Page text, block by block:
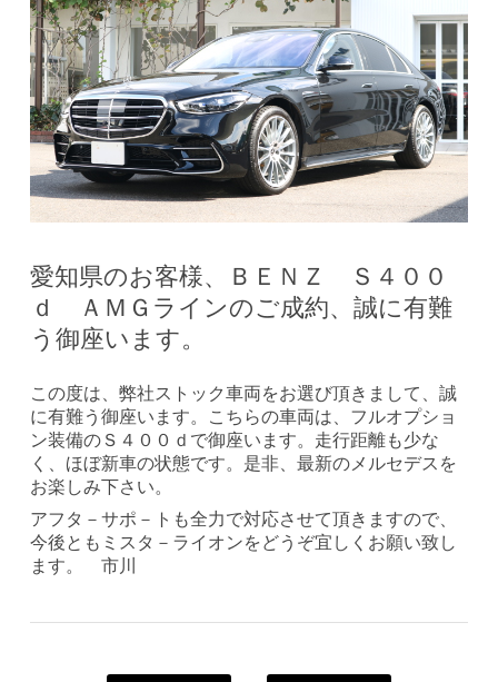
愛知県のお客様、ＢＥＮＺ Ｓ４００
ｄ ＡＭＧラインのご成約、誠に有難
う御座います。
この度は、弊社ストック車両をお選び頂きまして、誠
に有難う御座います。こちらの車両は、フルオプショ
ン装備のＳ４００ｄで御座います。走行距離も少な
く、ほぼ新車の状態です。是非、最新のメルセデスを
お楽しみ下さい。
アフタ－サポ－トも全力で対応させて頂きますので、
今後ともミスタ－ライオンをどうぞ宜しくお願い致し
ます。 市川